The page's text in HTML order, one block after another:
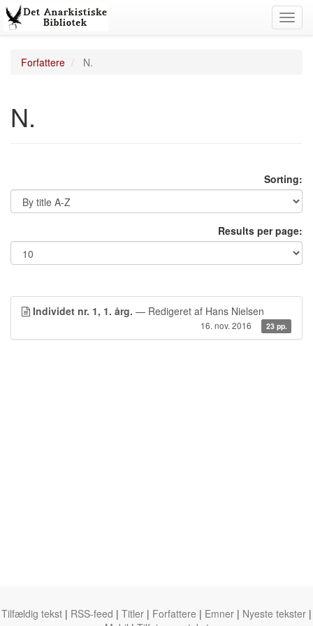
Forfattere N.
N.
Sorting:
Results per page:
Individet nr. 1, 1. årg. — Redigeret af Hans Nielsen
16. nov. 2016 23 pp.
Tilfældig tekst | RSS-feed | Titler | Forfattere | Emner | Nyeste tekster |